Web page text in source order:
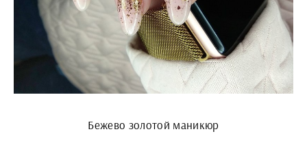
Бежево золотой маникюр